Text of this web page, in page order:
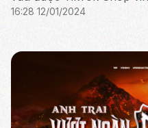
doanh thu cao nhất - Bậc
"Sale...
16:28 12/01/2024